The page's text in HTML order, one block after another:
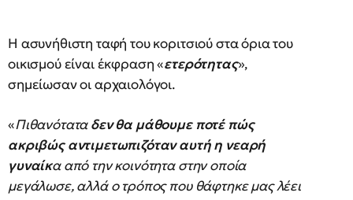
Η ασυνήθιστη ταφή του κοριτσιού στα όρια του
οικισμού είναι έκφραση «ετερότητας»,
σημείωσαν οι αρχαιολόγοι.
«Πιθανόταταδεν θα μάθουμε ποτέ πώς
ακριβώς αντιμετωπιζόταν αυτή η νεαρή
γυναίκα από την κοινότητα στην οποία
μεγάλωσε, αλλά ο τρόπος που θάφτηκε μας λέει